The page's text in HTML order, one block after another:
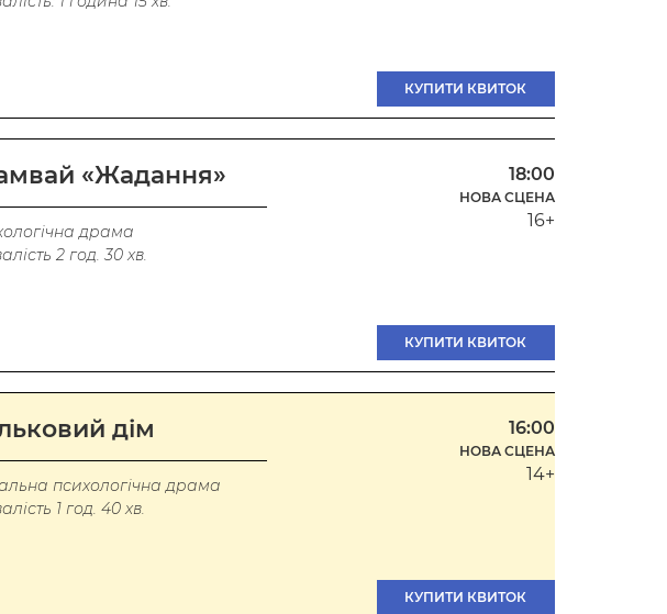
КУПИТИ КВИТОК
«Жадання»
драма
2 год. 30 хв.
18:00
НОВА СЦЕНА
16+
КУПИТИ КВИТОК
дім
психологічна драма
1 год. 40 хв.
16:00
НОВА СЦЕНА
14+
КУПИТИ КВИТОК